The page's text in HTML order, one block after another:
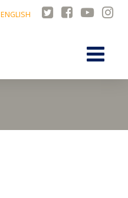
ENGLISH